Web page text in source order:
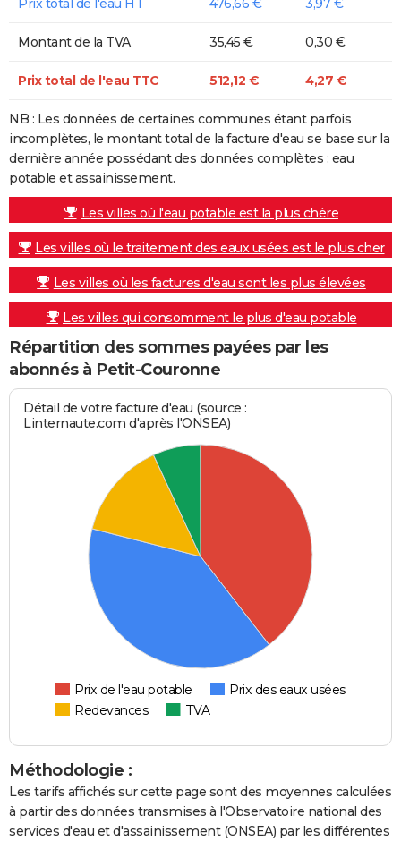
Montant de la TVA 35,45 € 0,30 €
Prix total de l'eau TTC 512,12 € 4,27 €
NB : Les données de certaines communes étant parfois
incomplètes, le montant total de la facture d'eau se base sur la
dernière année possédant des données complètes : eau
potable et assainissement.
Les villes où l'eau potable est la plus chère
Les villes où le traitement des eaux usées est le plus cher
Les villes où les factures d'eau sont les plus élevées
Les villes qui consomment le plus d'eau potable
Répartition des sommes payées par les
abonnés à Petit-Couronne
Détail de votre facture d'eau (source :
Linternaute.com d'après l'ONSEA)
Prix de l'eau potable
Prix des eaux usées
Redevances
TVA
Méthodologie :
Les tarifs affichés sur cette page sont des moyennes calculées
à partir des données transmises à l'Observatoire national des
services d'eau et d'assainissement (ONSEA) par les différentes